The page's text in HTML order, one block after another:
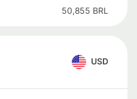
50,855 BRL
USD